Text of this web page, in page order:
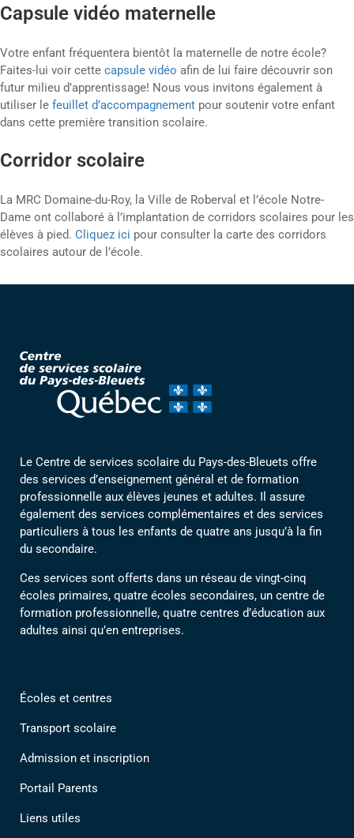
Capsule vidéo maternelle
Votre enfant fréquentera bientôt la maternelle de notre école?
Faites-lui voir cette capsule vidéo afin de lui faire découvrir son
futur milieu d’apprentissage! Nous vous invitons également à
utiliser le feuillet d’accompagnement pour soutenir votre enfant
dans cette première transition scolaire.
Corridor scolaire
La MRC Domaine-du-Roy, la Ville de Roberval et l’école Notre-
Dame ont collaboré à l’implantation de corridors scolaires pour les
élèves à pied. Cliquez ici pour consulter la carte des corridors
scolaires autour de l’école.
Le Centre de services scolaire du Pays-des-Bleuets offre
des services d’enseignement général et de formation
professionnelle aux élèves jeunes et adultes. Il assure
également des services complémentaires et des services
particuliers à tous les enfants de quatre ans jusqu’à la fin
du secondaire.
Ces services sont offerts dans un réseau de vingt-cinq
écoles primaires, quatre écoles secondaires, un centre de
formation professionnelle, quatre centres d’éducation aux
adultes ainsi qu’en entreprises.
Écoles et centres
Transport scolaire
Admission et inscription
Portail Parents
Liens utiles